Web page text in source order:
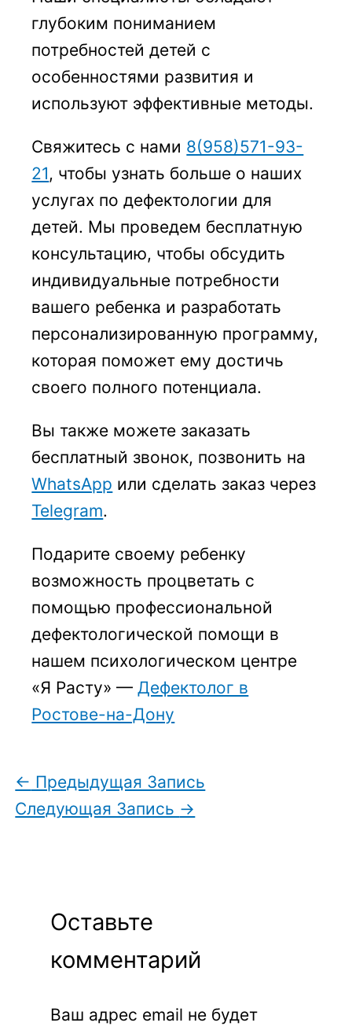
глубоким пониманием
потребностей детей с
особенностями развития и
используют эффективные методы.
Свяжитесь с нами 8(958)571-93-
21, чтобы узнать больше о наших
услугах по дефектологии для
детей. Мы проведем бесплатную
консультацию, чтобы обсудить
индивидуальные потребности
вашего ребенка и разработать
персонализированную программу,
которая поможет ему достичь
своего полного потенциала.
Вы также можете заказать
бесплатный звонок, позвонить на
WhatsApp или сделать заказ через
Telegram.
Подарите своему ребенку
возможность процветать с
помощью профессиональной
дефектологической помощи в
нашем психологическом центре
«Я Расту» —Дефектолог в
Ростове-на-Дону
← Предыдущая Запись
Следующая Запись →
Оставьте
комментарий
Ваш адрес email не будет